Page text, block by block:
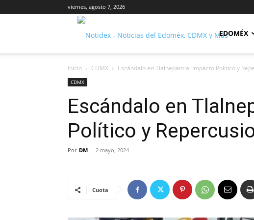
viernes, agosto 7, 2026
Notidex
EDOMÉX
Inicio CDMX Escándalo en Tlalnepantla: Impacto Político y
CDMX
Escándalo en
Político y
Por DM - 2 mayo, 2024
Cuota